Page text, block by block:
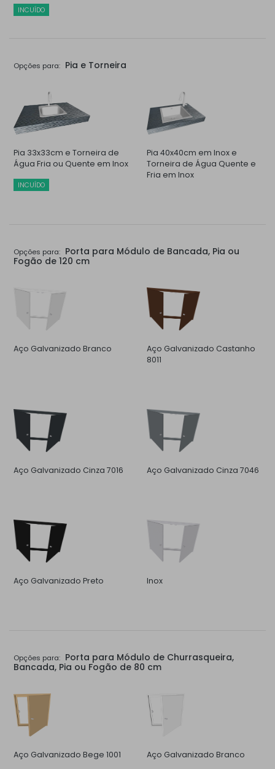
INCUÍDO
Opções para: Pia e Torneira
Pia 33x33cm e Torneira de
Água Fria ou Quente em Inox
INCUÍDO
Pia 40x40cm em Inox e
Torneira de Água Quente e
Fria em Inox
Opções para: Porta para Módulo de Bancada, Pia ou
Fogão de 120 cm
Aço Galvanizado Branco
Aço Galvanizado Castanho
8011
Aço Galvanizado Cinza 7016 Aço Galvanizado Cinza 7046
Aço Galvanizado Preto Inox
Opções para: Porta para Módulo de Churrasqueira,
Bancada, Pia ou Fogão de 80 cm
Aço Galvanizado Bege 1001 Aço Galvanizado Branco